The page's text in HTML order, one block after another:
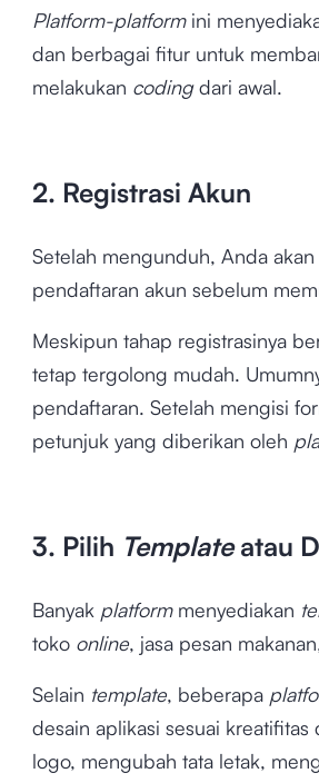
Platform-platform ini
dan berbagai fitur untuk
melakukan codingdari awal.
2. Registrasi Akun
Setelah mengunduh, Anda
pendaftaran akun sebelum
Meskipun tahap registrasinya
tetap tergolong mudah.
pendaftaran. Setelah mengisi
petunjuk yang diberikan oleh
3. Pilih Templateatau
Banyak platform menyediakan
toko online, jasa pesan
Selain template, beberapa
desain aplikasi sesuai
logo, mengubah tata letak,